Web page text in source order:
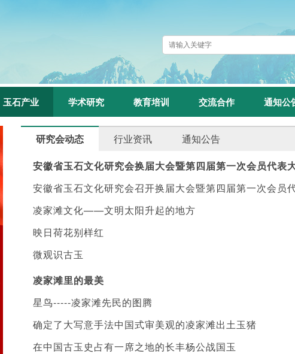
玉石产业 学术研究 教育培训 交流合作 通知公
研究会动态 行业资讯
通知公告
安徽省玉石文化研究会换届大会暨第四届第一次会员代表
安徽省玉石文化研究会召开换届大会暨第四届第一次会员
凌家滩文化——文明太阳升起的地方
映日荷花别样红
微观识古玉
凌家滩里的最美
星鸟-----凌家滩先民的图腾
确定了大写意手法中国式审美观的凌家滩出土玉猪
在中国古玉史占有一席之地的长丰杨公战国玉